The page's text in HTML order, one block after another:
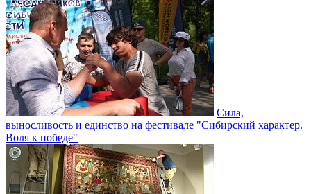
Сила,
выносливость и единство на фестивале "Сибирский характер.
Воля к победе"